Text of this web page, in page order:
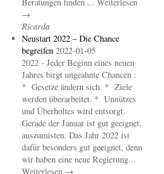
→
Ricarda
Neustart 2022 – Die Chance
begreifen 2022-01-05
2022 - Jeder Beginn eines neuen
Jahres birgt ungeahnte Chancen :
* Gesetze ändern sich. * Ziele
werden überarbeitet. * Unnützes
und Überholtes wird entsorgt.
Gerade der Januar ist gut geeignet,
auszumisten. Das Jahr 2022 ist
dafür besonders gut geeignet, denn
wir haben eine neue Regierung...
Weiterlesen →